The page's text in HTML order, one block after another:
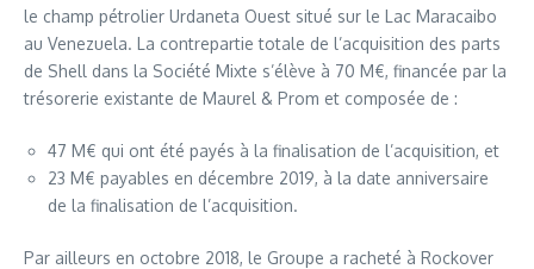
le champ pétrolier Urdaneta Ouest situé sur le Lac Maracaibo
au Venezuela. La contrepartie totale de l’acquisition des parts
de Shell dans la Société Mixte s’élève à 70 M€, financée par la
trésorerie existante de Maurel & Prom et composée de :
47 M€ qui ont été payés à la finalisation de l’acquisition, et
23 M€ payables en décembre 2019, à la date anniversaire
de la finalisation de l’acquisition.
Par ailleurs en octobre 2018, le Groupe a racheté à Rockover